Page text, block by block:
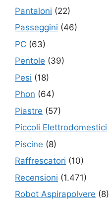
Pantaloni (22)
Passeggini (46)
PC (63)
Pentole (39)
Pesi (18)
Phon (64)
Piastre (57)
Piccoli Elettrodomestici
Piscine (8)
Raffrescatori (10)
Recensioni (1.471)
Robot Aspirapolvere (8)